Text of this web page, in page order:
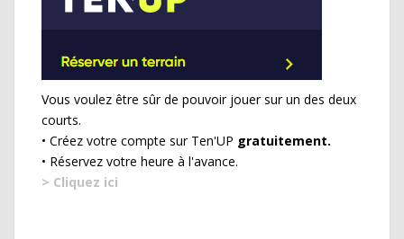
Vous voulez être sûr de pouvoir jouer sur un des deux
courts.
• Créez votre compte sur Ten'UP gratuitement.
• Réservez votre heure à l'avance.
> Cliquez ici